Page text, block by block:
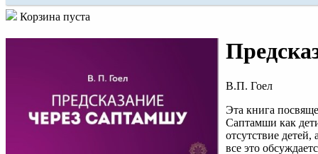
Корзина пуста
В.П. Гоел
Эта книга
Саптамши как
отсутствие
все это